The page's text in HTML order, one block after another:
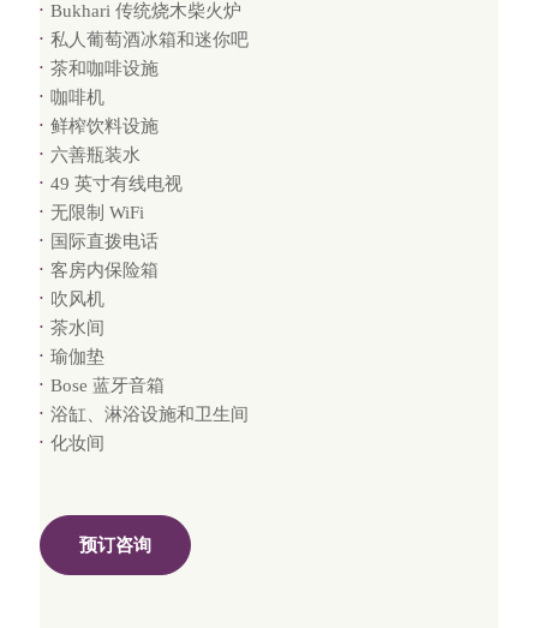
Bukhari 传统烧木柴火炉
私人葡萄酒冰箱和迷你吧
茶和咖啡设施
咖啡机
鲜榨饮料设施
六善瓶装水
49 英寸有线电视
无限制 WiFi
国际直拨电话
客房内保险箱
吹风机
茶水间
瑜伽垫
Bose 蓝牙音箱
浴缸、淋浴设施和卫生间
化妆间
预订咨询